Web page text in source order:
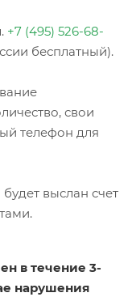
+7 (495) 526-68-
бесплатный).
свои
телефон для
выслан счет
в течение 3-
нарушения